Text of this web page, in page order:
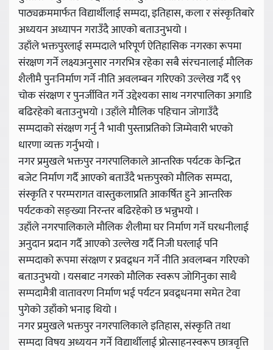
पाठ्यक्रममार्फत विद्यार्थीलाई सम्पदा, इतिहास, कला र संस्कृतिबारे
अध्ययन अध्यापन गराउँदै आएको बताउनुभयो ।
उहाँले भक्तपुरलाई सम्पदाले भरिपूर्ण ऐतिहासिक नगरका रूपमा
संरक्षण गर्ने लक्ष्यअनुसार नगरभित्र रहेका सबै संरचनालाई मौलिक
शैलीमै पुनःनिर्माण गर्ने नीति अवलम्बन गरिएको उल्लेख गर्दै ९९
चोक संरक्षण र पुनर्जीवित गर्ने उद्देश्यका साथ नगरपालिका अगाडि
बढिरहेको बताउनुभयो । उहाँले मौलिक पहिचान जोगाउँदै
सम्पदाको संरक्षण गर्नु नै भावी पुस्ताप्रतिको जिम्मेवारी भएको
धारणा व्यक्त गर्नुभयो ।
नगर प्रमुखले भक्तपुर नगरपालिकाले आन्तरिक पर्यटक केन्द्रित
बजेट निर्माण गर्दै आएको बताउँदै भक्तपुरको मौलिक सम्पदा,
संस्कृति र परम्परागत वास्तुकलाप्रति आकर्षित हुने आन्तरिक
पर्यटकको सङ्ख्या निरन्तर बढिरहेको छ भन्नुभयो ।
उहाँले नगरपालिकाले मौलिक शैलीमा घर निर्माण गर्ने घरधनीलाई
अनुदान प्रदान गर्दै आएको उल्लेख गर्दै निजी घरलाई पनि
सम्पदाको रूपमा संरक्षण र प्रवद्र्धन गर्ने नीति अवलम्बन गरिएको
बताउनुभयो । यसबाट नगरको मौलिक स्वरूप जोगिनुका साथै
सम्पदामैत्री वातावरण निर्माण भई पर्यटन प्रवद्र्धनमा समेत टेवा
पुगेको उहाँको भनाइ थियो ।
नगर प्रमुखले भक्तपुर नगरपालिकाले इतिहास, संस्कृति तथा
सम्पदा विषय अध्ययन गर्ने विद्यार्थीलाई प्रोत्साहनस्वरूप छात्रवृत्ति